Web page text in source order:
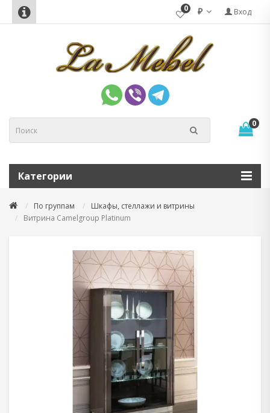
Вход
₽
0
0
Категории
По группам
Шкафы, стеллажи и витрины
Витрина Camelgroup Platinum